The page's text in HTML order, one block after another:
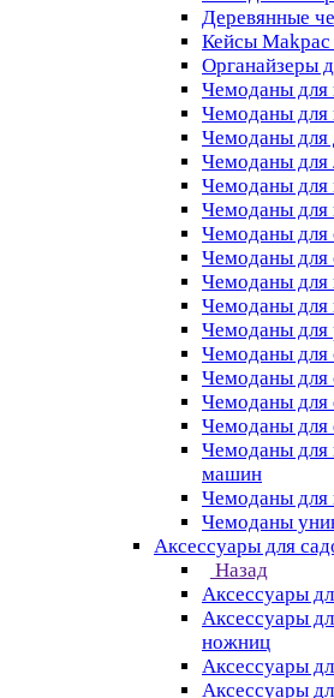
Деревянные
Кейсы
Органайзеры
Чемоданы для
Чемоданы для
Чемоданы для
Чемоданы для
Чемоданы для
Чемоданы
Чемоданы для
Чемоданы для
Чемоданы для
Чемоданы для
Чемоданы для
Чемоданы для
Чемоданы для
Чемоданы для
Чемоданы для
Чемоданы
машин
Чемоданы для
Чемоданы
Аксессуары для
Назад
Аксессуары
Аксессуары
ножниц
Аксессуары
Аксессуары